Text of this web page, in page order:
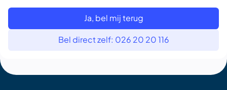
Ja, bel mij terug
Bel direct zelf: 026 20 20 116